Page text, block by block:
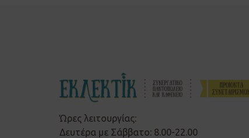
Ώρες λειτουργίας:
Δευτέρα με Σάββατο: 8.00-22.00